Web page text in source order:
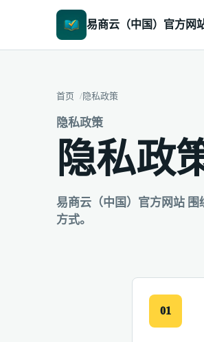
易商云（中国）官方网
首页 隐私政策
隐私政策
隐私政
易商云（中国）官方网站
方式。
01